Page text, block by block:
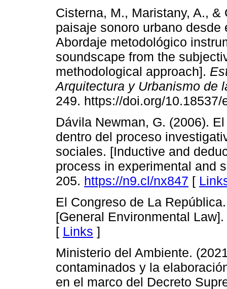
Cisterna, M., Maristany, A.,
paisaje sonoro urbano
Abordaje metodológico
soundscape from the
methodological approach].
Arquitectura y Urbanismo de
249. https://doi.org/
Dávila Newman, G. (2006).
dentro del proceso
sociales. [Inductive and
process in experimental and
205. https://n9.cl/nx847 [
El Congreso de La
[General Environmental Law].
[ Links ]
Ministerio del Ambiente.
contaminados y la
en el marco del Decreto